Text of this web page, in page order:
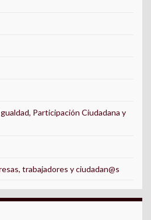
Participación Ciudadana y
trabajadores y ciudadan@s